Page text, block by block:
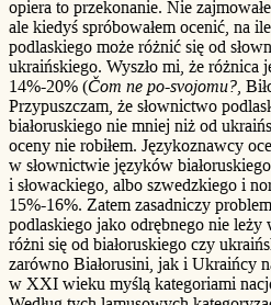
opiera to przekonanie. Nie
ale kiedyś spróbowałem ocenić, na
podlaskiego może różnić się od
ukraińskiego. Wyszło mi, że różnica
14%-20% (Čom ne po-svojomu? ,
Przypuszczam, że słownictwo
białoruskiego nie mniej niż od
oceny nie robiłem. Językoznawcy
w słownictwie języków
i słowackiego, albo szwedzkiego i
15%-16%. Zatem zasadniczy
podlaskiego jako odrębnego nie leży
różni się od białoruskiego czy
zarówno Białorusini, jak i Ukraińcy
w XXI wieku myślą kategoriami